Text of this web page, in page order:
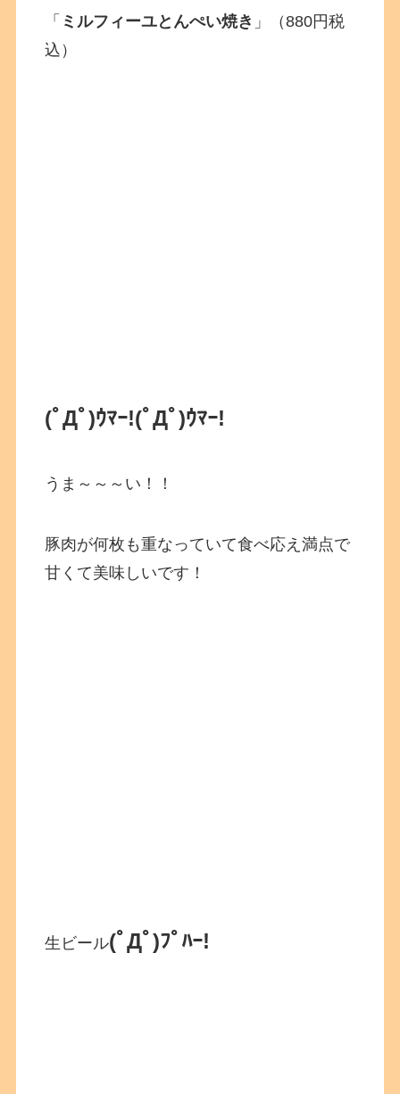
「 ミルフィーユとんぺい焼き 」（880円税
込）
(ﾟДﾟ)ｳﾏｰ!(ﾟДﾟ)ｳﾏｰ!
うま～～～い！！
豚肉が何枚も重なっていて食べ応え満点で
甘くて美味しいです！
生ビール(ﾟДﾟ)ﾌﾟﾊｰ!